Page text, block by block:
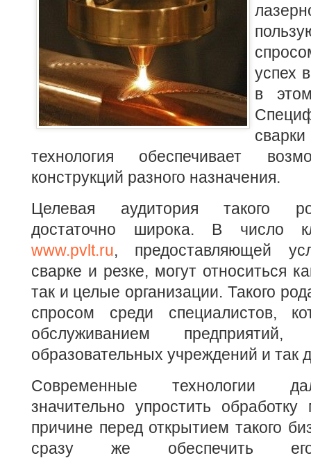
успех
в
технология обеспечивает
конструкций разного назначения.
Целевая аудитория такого
достаточно широка. В число
www.pvlt.ru, предоставляющей
сварке и резке, могут относиться
так и целые организации. Такого
спросом среди специалистов,
обслуживанием
образовательных учреждений и так
Современные технологии
значительно упростить
причине перед открытием такого
сразу же обеспечить его